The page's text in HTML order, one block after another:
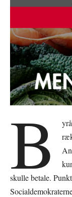
B
skulle betale.